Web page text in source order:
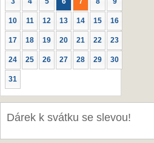
10 11 12 13 14 15 16
17 18 19 20 21 22 23
24 25 26 27 28 29 30
31
Dárek k svátku se slevou!